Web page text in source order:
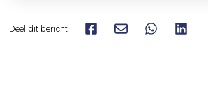
Deel dit bericht